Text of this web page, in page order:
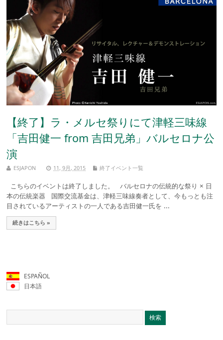
【終了】ラ・メルセ祭りにて津軽三味線
「吉田健一 from 吉田兄弟」バルセロナ公
演
ESJAPON 11, 9月, 2015 終了イベント一覧
こちらのイベントは終了しました。 バルセロナの伝統的な祭り × 日
本の伝統楽器 国際交流基金は、津軽三味線奏者として、今もっとも注
目されているアーティストの一人である吉田健一氏を ...
続きはこちら »
ESPAÑOL
日本語